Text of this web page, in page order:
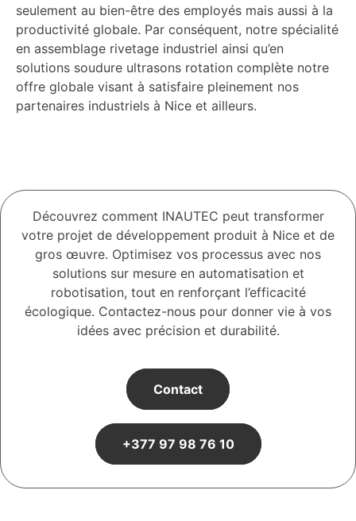
seulement au bien-être des employés mais aussi à la
productivité globale. Par conséquent, notre spécialité
en assemblage rivetage industriel ainsi qu’en
solutions soudure ultrasons rotation complète notre
offre globale visant à satisfaire pleinement nos
partenaires industriels à Nice et ailleurs.
Découvrez comment INAUTEC peut transformer
votre projet de développement produit à Nice et de
gros œuvre. Optimisez vos processus avec nos
solutions sur mesure en automatisation et
robotisation, tout en renforçant l’efficacité
écologique. Contactez-nous pour donner vie à vos
idées avec précision et durabilité.
Contact
+377 97 98 76 10